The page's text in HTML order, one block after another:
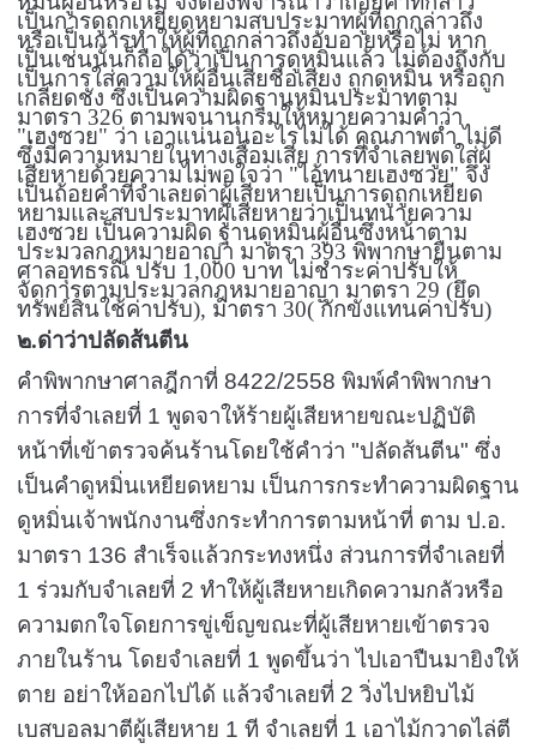
เป็นการดูถูกเหยียดหยามสบประมาทผู้ที่ถูกกล่าวถึง
หรือเป็นการทำให้ผู้ที่ถูกกล่าวถึงอับอายหรือไม่ หาก
เป็นเช่นนั้นก็ถือได้ว่าเป็นการดูหมิ่นแล้ว ไม่ต้องถึงกับ
เป็นการใส่ความให้ผู้อื่นเสียชื่อเสียง ถูกดูหมิ่น หรือถูก
เกลียดชัง ซึ่งเป็นความผิดฐานหมิ่นประมาทตาม
มาตรา 326 ตามพจนานุกรมให้หมายความคำว่า
"เฮงซวย" ว่า เอาแน่นอนอะไรไม่ได้ คุณภาพต่ำ ไม่ดี
ซึ่งมีความหมายในทางเสื่อมเสีย การที่จำเลยพูดใส่ผู้
เสียหายด้วยความไม่พอใจว่า "ไอ้ทนายเฮงซวย" จึง
เป็นถ้อยคำที่จำเลยด่าผู้เสียหายเป็นการดูถูกเหยียด
หยามและสบประมาทผู้เสียหายว่าเป็นทนายความ
เฮงซวย เป็นความผิด ฐานดูหมิ่นผู้อื่นซึ่งหน้าตาม
ประมวลกฎหมายอาญา มาตรา 393พิพากษายืนตาม
ศาลอุทธรณ์ ปรับ 1,000บาท ไม่ชำระค่าปรับให้
จัดการตามประมวลกฎหมายอาญา มาตรา 29 (ยึด
ทรัพย์สินใช้ค่าปรับ), มาตรา 30(กักขังแทนค่าปรับ)
๒.ด่าว่าปลัดส้นตีน
คำพิพากษาศาลฎีกาที่8422/2558พิมพ์คำพิพากษา
การที่จำเลยที่ 1พูดจาให้ร้ายผู้เสียหายขณะปฏิบัติ
หน้าที่เข้าตรวจค้นร้านโดยใช้คำว่า "ปลัดส้นตีน" ซึ่ง
เป็นคำดูหมิ่นเหยียดหยาม เป็นการกระทำความผิดฐาน
ดูหมิ่นเจ้าพนักงานซึ่งกระทำการตามหน้าที่ ตาม ป.อ.
มาตรา 136 สำเร็จแล้วกระทงหนึ่ง ส่วนการที่จำเลยที่
1 ร่วมกับจำเลยที่ 2ทำให้ผู้เสียหายเกิดความกลัวหรือ
ความตกใจโดยการขู่เข็ญขณะที่ผู้เสียหายเข้าตรวจ
ภายในร้าน โดยจำเลยที่ 1พูดขึ้นว่า ไปเอาปืนมายิงให้
ตาย อย่าให้ออกไปได้ แล้วจำเลยที่ 2วิ่งไปหยิบไม้
เบสบอลมาตีผู้เสียหาย 1ที จำเลยที่ 1 เอาไม้กวาดไล่ตี